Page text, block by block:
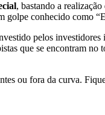
, bastando a
golpe conhecido como
pelos
que se encontram no
ou fora da curva.